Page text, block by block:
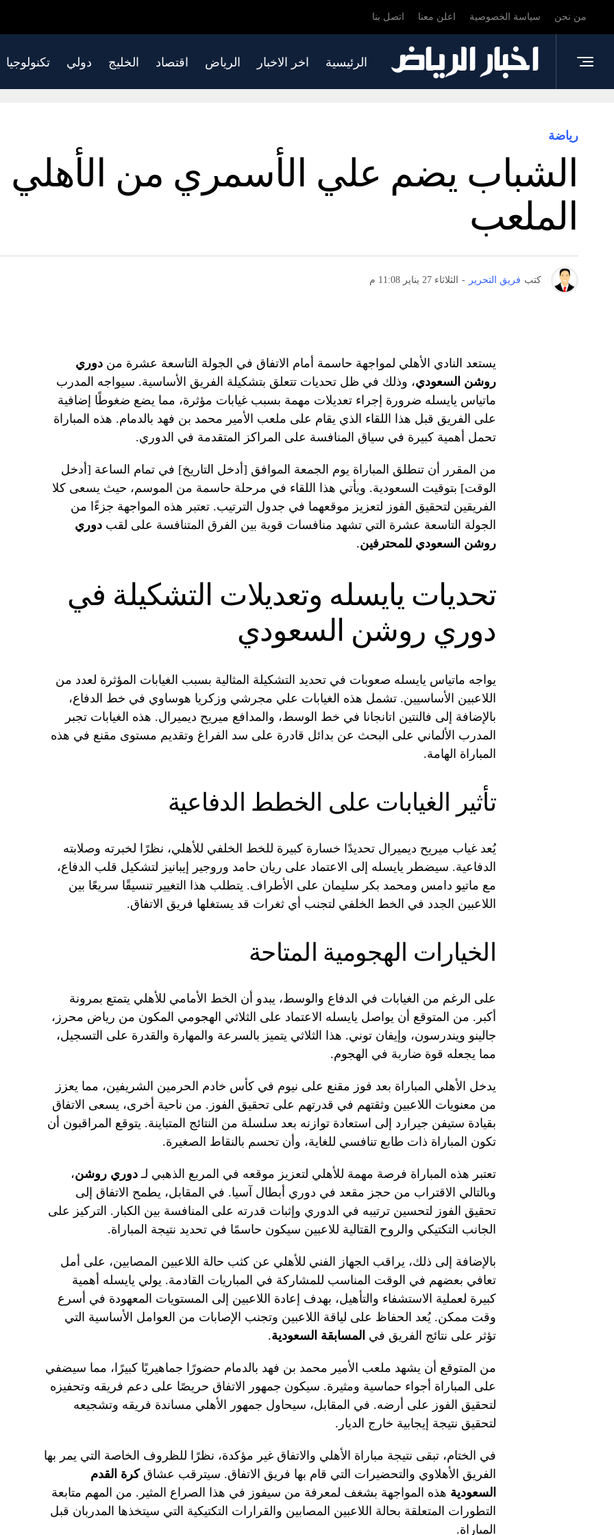
من نحن سياسة الخصوصية اعلن معنا اتصل بنا
الرئيسية اخر الاخبار الرياض اقتصاد الخليج دولي تكنولوجيا
رياضة
الشباب يضم علي الأسمري من
الملعب
كتب فريق التحرير - الثلاثاء 27 يناير 11:08 م
يستعد النادي الأهلي لمواجهة حاسمة أمام الاتفاق في الجولة التاسعة عشرة من دوري
روشن السعودي، وذلك في ظل تحديات تتعلق بتشكيلة الفريق الأساسية. سيواجه المدرب
ماتياس يايسله ضرورة إجراء تعديلات مهمة بسبب غيابات مؤثرة، مما يضع ضغوطًا إضافية
على الفريق قبل هذا اللقاء الذي يقام على ملعب الأمير محمد بن فهد بالدمام. هذه المباراة
تحمل أهمية كبيرة في سياق المنافسة على المراكز المتقدمة في الدوري.
من المقرر أن تنطلق المباراة يوم الجمعة الموافق [أدخل التاريخ] في تمام الساعة [أدخل
الوقت] بتوقيت السعودية. ويأتي هذا اللقاء في مرحلة حاسمة من الموسم، حيث يسعى كلا
الفريقين لتحقيق الفوز لتعزيز موقعهما في جدول الترتيب. تعتبر هذه المواجهة جزءًا من
الجولة التاسعة عشرة التي تشهد منافسات قوية بين الفرق المتنافسة على لقب دوري
روشن السعودي للمحترفين.
تحديات يايسله وتعديلات التشكيلة في
دوري روشن السعودي
يواجه ماتياس يايسله صعوبات في تحديد التشكيلة المثالية بسبب الغيابات المؤثرة لعدد من
اللاعبين الأساسيين. تشمل هذه الغيابات علي مجرشي وزكريا هوساوي في خط الدفاع،
بالإضافة إلى فالنتين اتانجانا في خط الوسط، والمدافع ميريح ديميرال. هذه الغيابات تجبر
المدرب الألماني على البحث عن بدائل قادرة على سد الفراغ وتقديم مستوى مقنع في هذه
المباراة الهامة.
تأثير الغيابات على الخطط الدفاعية
يُعد غياب ميريح ديميرال تحديدًا خسارة كبيرة للخط الخلفي للأهلي، نظرًا لخبرته وصلابته
الدفاعية. سيضطر يايسله إلى الاعتماد على ريان حامد وروجير إيبانيز لتشكيل قلب الدفاع،
مع ماتيو دامس ومحمد بكر سليمان على الأطراف. يتطلب هذا التغيير تنسيقًا سريعًا بين
اللاعبين الجدد في الخط الخلفي لتجنب أي ثغرات قد يستغلها فريق الاتفاق.
الخيارات الهجومية المتاحة
على الرغم من الغيابات في الدفاع والوسط، يبدو أن الخط الأمامي للأهلي يتمتع بمرونة
أكبر. من المتوقع أن يواصل يايسله الاعتماد على الثلاثي الهجومي المكون من رياض محرز،
جالينو ويندرسون، وإيفان توني. هذا الثلاثي يتميز بالسرعة والمهارة والقدرة على التسجيل،
مما يجعله قوة ضاربة في الهجوم.
يدخل الأهلي المباراة بعد فوز مقنع على نيوم في كأس خادم الحرمين الشريفين، مما يعزز
من معنويات اللاعبين وثقتهم في قدرتهم على تحقيق الفوز. من ناحية أخرى، يسعى الاتفاق
بقيادة ستيفن جيرارد إلى استعادة توازنه بعد سلسلة من النتائج المتباينة. يتوقع المراقبون أن
تكون المباراة ذات طابع تنافسي للغاية، وأن تحسم بالنقاط الصغيرة.
تعتبر هذه المباراة فرصة مهمة للأهلي لتعزيز موقعه في المربع الذهبي لـ دوري روشن،
وبالتالي الاقتراب من حجز مقعد في دوري أبطال آسيا. في المقابل، يطمح الاتفاق إلى
تحقيق الفوز لتحسين ترتيبه في الدوري وإثبات قدرته على المنافسة بين الكبار. التركيز على
الجانب التكتيكي والروح القتالية للاعبين سيكون حاسمًا في تحديد نتيجة المباراة.
بالإضافة إلى ذلك، يراقب الجهاز الفني للأهلي عن كثب حالة اللاعبين المصابين، على أمل
تعافي بعضهم في الوقت المناسب للمشاركة في المباريات القادمة. يولي يايسله أهمية
كبيرة لعملية الاستشفاء والتأهيل، بهدف إعادة اللاعبين إلى المستويات المعهودة في أسرع
وقت ممكن. يُعد الحفاظ على لياقة اللاعبين وتجنب الإصابات من العوامل الأساسية التي
تؤثر على نتائج الفريق في المسابقة السعودية.
من المتوقع أن يشهد ملعب الأمير محمد بن فهد بالدمام حضورًا جماهيريًا كبيرًا، مما سيضفي
على المباراة أجواء حماسية ومثيرة. سيكون جمهور الاتفاق حريصًا على دعم فريقه وتحفيزه
لتحقيق الفوز على أرضه. في المقابل، سيحاول جمهور الأهلي مساندة فريقه وتشجيعه
لتحقيق نتيجة إيجابية خارج الديار.
في الختام، تبقى نتيجة مباراة الأهلي والاتفاق غير مؤكدة، نظرًا للظروف الخاصة التي يمر بها
الفريق الأهلاوي والتحضيرات التي قام بها فريق الاتفاق. سيترقب عشاقكرة القدم
السعودية هذه المواجهة بشغف لمعرفة من سيفوز في هذا الصراع المثير. من المهم متابعة
التطورات المتعلقة بحالة اللاعبين المصابين والقرارات التكتيكية التي سيتخذها المدربان قبل
المباراة.